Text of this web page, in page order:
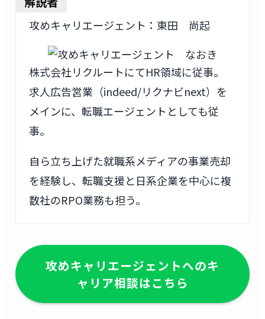
攻めキャリエージェント：東田 尚起
株式会社リクルートにてHR領域に従事。
求人広告営業（indeed/リクナビnext）を
メインに、転職エージェントとしても従
事。
自ら立ち上げた就職系メディアの事業売却
を経験し、転職支援と日系企業を中心に複
数社のRPO業務も担う。
攻めキャリエージェントへのキ
ャリア相談はこちら